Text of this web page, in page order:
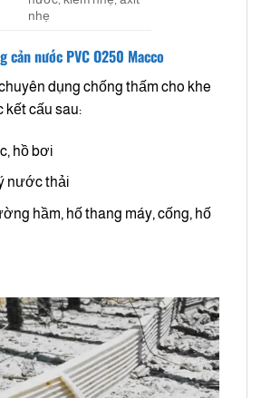
nhẹ
cản nước PVC O250 Macco
dụng chống thấm cho khe
kết cấu sau:
hồ bơi
nước thải
hầm, hố thang máy, cống, hố